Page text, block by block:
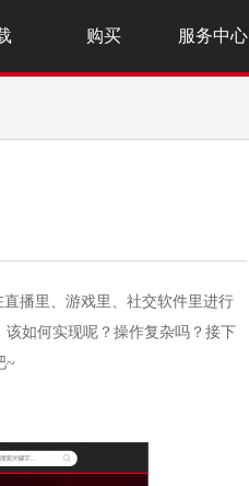
购买 服务中心
播里、游戏里、社交软件里进行
如何实现呢？操作复杂吗？接下
~